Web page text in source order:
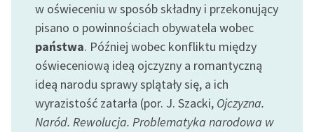
E-kolekcja lektur
szkolnych i literatury do
słuchania dla uczennic i
uczniów z
niepełnosprawnościami
Feministyczne inspiracje.
w oświeceniu w sposób składny i przekonujący
pisano o powinnościach obywatela wobec
państwa. Później wobec konfliktu między
oświeceniową ideą ojczyzny a romantyczną
ideą narodu sprawy splątały się, a ich
wyrazistość zatarła (por. J. Szacki, Ojczyzna.
Naród. Rewolucja. Problematyka narodowa w